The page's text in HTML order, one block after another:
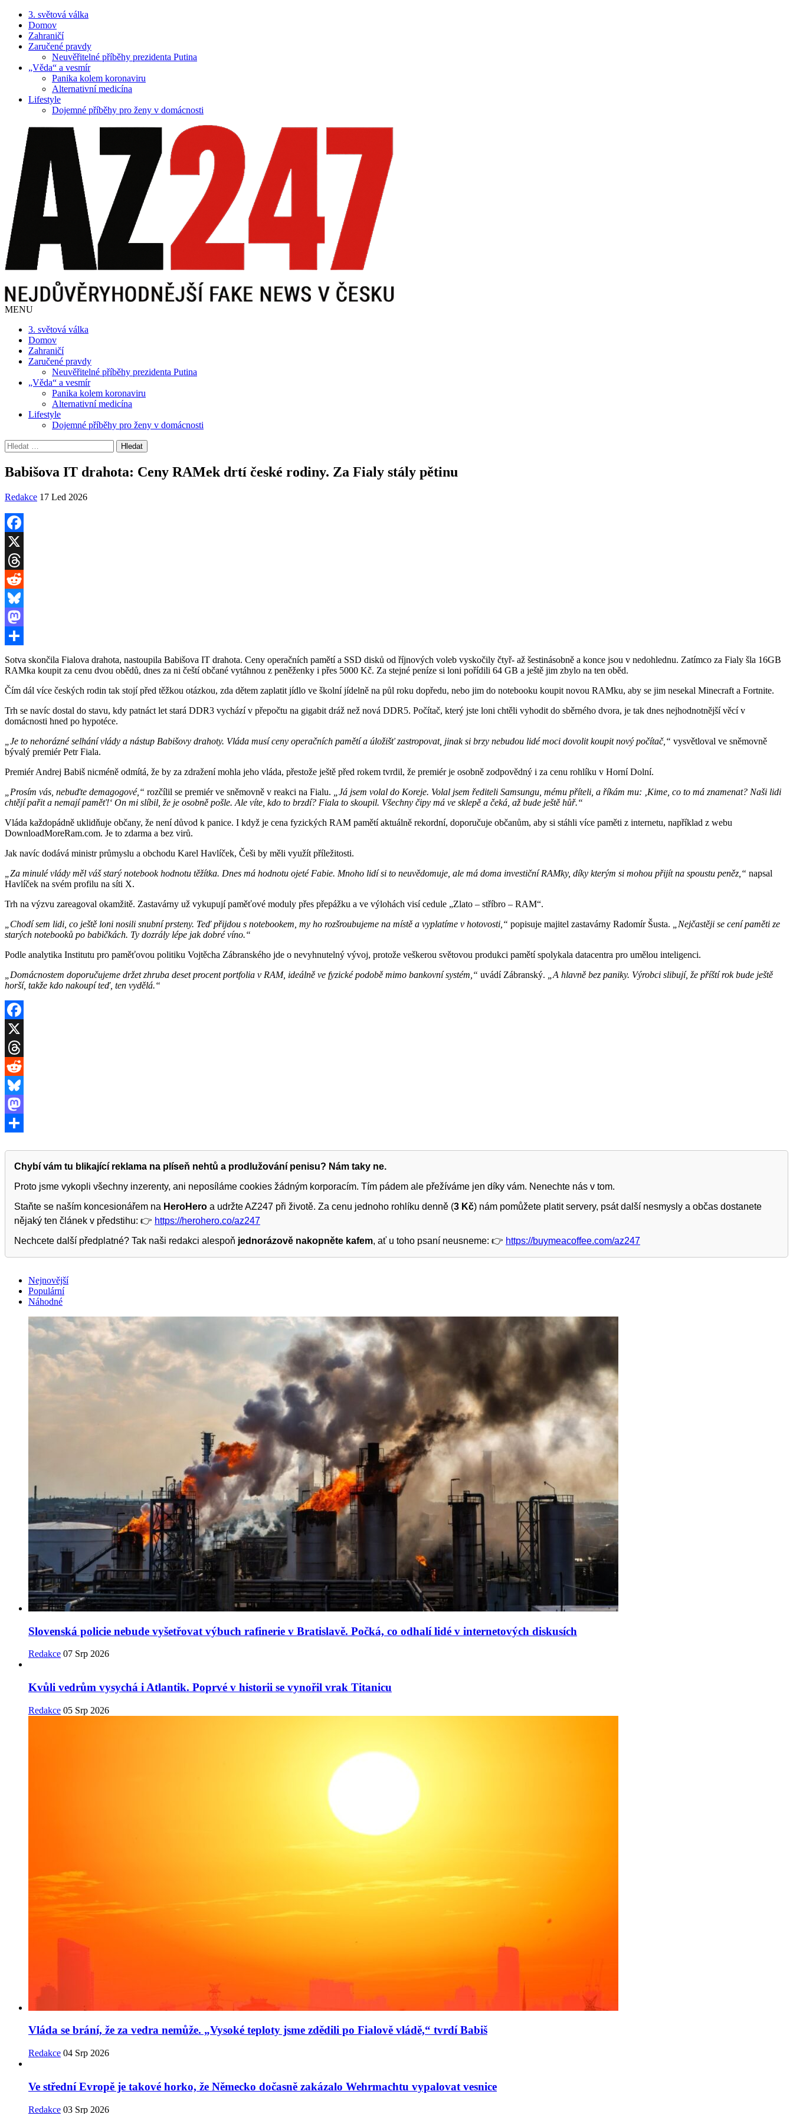
3. světová válka
Domov
Zahraničí
Zaručené pravdy
Neuvěřitelné příběhy prezidenta Putina
„Věda“ a vesmír
Panika kolem koronaviru
Alternativní medicína
Lifestyle
Dojemné příběhy pro ženy v domácnosti
MENU
3. světová válka
Domov
Zahraničí
Zaručené pravdy
Neuvěřitelné příběhy prezidenta Putina
„Věda“ a vesmír
Panika kolem koronaviru
Alternativní medicína
Lifestyle
Dojemné příběhy pro ženy v domácnosti
Vyhledávání
Babišova IT drahota: Ceny RAMek drtí české rodiny. Za Fialy stály pětinu
Redakce 17 Led 2026
Facebook
X
Threads
Reddit
Bluesky
Mastodon
Share
Sotva skončila Fialova drahota, nastoupila Babišova IT drahota. Ceny operačních pamětí a SSD disků od říjnových voleb vyskočily čtyř- až šestinásobně a konce jsou v nedohlednu. Zatímco za Fialy šla 16GB
RAMka koupit za cenu dvou obědů, dnes za ni čeští občané vytáhnou z peněženky i přes 5000 Kč. Za stejné peníze si loni pořídili 64 GB a ještě jim zbylo na ten oběd.
Čím dál více českých rodin tak stojí před těžkou otázkou, zda dětem zaplatit jídlo ve školní jídelně na půl roku dopředu, nebo jim do notebooku koupit novou RAMku, aby se jim nesekal Minecraft a Fortnite.
Trh se navíc dostal do stavu, kdy patnáct let stará DDR3 vychází v přepočtu na gigabit dráž než nová DDR5. Počítač, který jste loni chtěli vyhodit do sběrného dvora, je tak dnes nejhodnotnější věcí v
domácnosti hned po hypotéce.
„Je to nehorázné selhání vlády a nástup Babišovy drahoty. Vláda musí ceny operačních pamětí a úložišť zastropovat, jinak si brzy nebudou lidé moci dovolit koupit nový počítač,“ vysvětloval ve sněmovně
bývalý premiér Petr Fiala.
Premiér Andrej Babiš nicméně odmítá, že by za zdražení mohla jeho vláda, přestože ještě před rokem tvrdil, že premiér je osobně zodpovědný i za cenu rohlíku v Horní Dolní.
„Prosím vás, nebuďte demagogové,“ rozčílil se premiér ve sněmovně v reakci na Fialu.
„Já jsem volal do Koreje. Volal jsem řediteli Samsungu, mému příteli, a říkám mu: ‚Kime, co to má znamenat? Naši lidi
chtějí pařit a nemají paměť!‘ On mi slíbil, že je osobně pošle. Ale víte, kdo to brzdí? Fiala to skoupil. Všechny čipy má ve sklepě a čeká, až bude ještě hůř.“
Vláda každopádně uklidňuje občany, že není důvod k panice. I když je cena fyzických RAM pamětí aktuálně rekordní, doporučuje občanům, aby si stáhli více paměti z internetu, například z webu
DownloadMoreRam.com. Je to zdarma a bez virů.
Jak navíc dodává ministr průmyslu a obchodu Karel Havlíček, Češi by měli využít příležitosti.
„Za minulé vlády měl váš starý notebook hodnotu těžítka. Dnes má hodnotu ojeté Fabie. Mnoho lidí si to neuvědomuje, ale má doma investiční RAMky, díky kterým si mohou přijít na spoustu peněz,“ napsal
Havlíček na svém profilu na síti X.
Trh na výzvu zareagoval okamžitě. Zastavárny už vykupují paměťové moduly přes přepážku a ve výlohách visí cedule „Zlato – stříbro – RAM“.
„Chodí sem lidi, co ještě loni nosili snubní prsteny. Teď přijdou s notebookem, my ho rozšroubujeme na místě a vyplatíme v hotovosti,“ popisuje majitel zastavárny Radomír Šusta.
„Nejčastěji se cení paměti ze
starých notebooků po babičkách. Ty dozrály lépe jak dobré víno.“
Podle analytika Institutu pro paměťovou politiku Vojtěcha Zábranského jde o nevyhnutelný vývoj, protože veškerou světovou produkci pamětí spolykala datacentra pro umělou inteligenci.
„Domácnostem doporučujeme držet zhruba deset procent portfolia v RAM, ideálně ve fyzické podobě mimo bankovní systém,“ uvádí Zábranský.
„A hlavně bez paniky. Výrobci slibují, že příští rok bude ještě
horší, takže kdo nakoupí teď, ten vydělá.“
Facebook
X
Threads
Reddit
Bluesky
Mastodon
Chybí vám tu blikající reklama na plíseň nehtů a prodlužování penisu? Nám taky ne.
Proto jsme vykopli všechny inzerenty, ani neposíláme cookies žádným korporacím. Tím pádem ale přežíváme jen díky vám. Nenechte nás v tom.
Staňte se naším koncesionářem na HeroHero a udržte AZ247 při životě. Za cenu jednoho rohlíku denně (3 Kč) nám pomůžete platit servery, psát další nesmysly a občas dostanete
nějaký ten článek v předstihu: 👉 https://herohero.co/az247
Nechcete další předplatné? Tak naši redakci alespoň jednorázově nakopněte kafem, ať u toho psaní neusneme: 👉 https://buymeacoffee.com/az247
Nejnovější
Populární
Náhodné
Slovenská policie nebude vyšetřovat výbuch rafinerie v Bratislavě. Počká, co odhalí lidé v internetových diskusích
Redakce 07 Srp 2026
Kvůli vedrům vysychá i Atlantik. Poprvé v historii se vynořil vrak Titanicu
Redakce 05 Srp 2026
Vláda se brání, že za vedra nemůže. „Vysoké teploty jsme zdědili po Fialově vládě,“ tvrdí Babiš
Redakce 04 Srp 2026
Ve střední Evropě je takové horko, že Německo dočasně zakázalo Wehrmachtu vypalovat vesnice
Redakce 03 Srp 2026